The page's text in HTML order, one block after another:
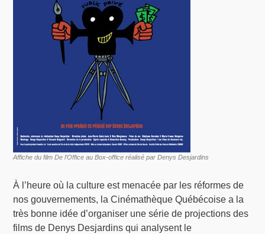
Affiche du film De l’Office au Box-office réalisé par Denys Desjardins
À l’heure où la culture est menacée par les réformes de
nos gouvernements, la Cinémathèque Québécoise a la
très bonne idée d’organiser une série de projections des
films de Denys Desjardins qui analysent le